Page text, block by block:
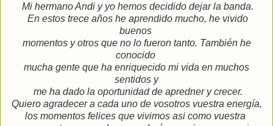
Mi hermano Andi y yo hemos decidido dejar la banda.
En estos trece años he aprendido mucho, he vivido
buenos
momentos y otros que no lo fueron tanto. También he
conocido
mucha gente que ha enriquecido mi vida en muchos
sentidos y
me ha dado la oportunidad de apredner y crecer.
Quiero agradecer a cada uno de vosotros vuestra energía,
los momentos felices que vivimos asi como vuestra